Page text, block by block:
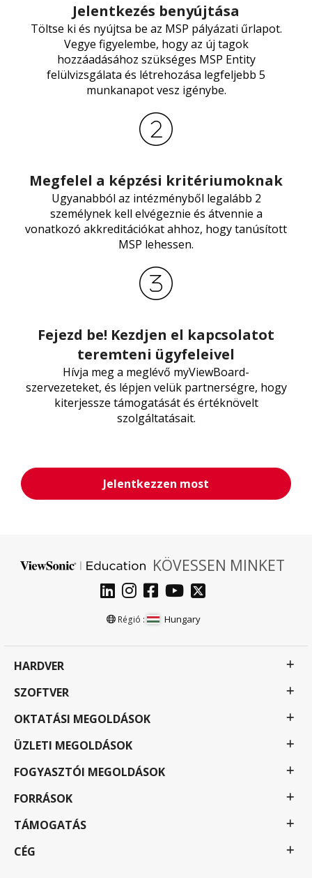
Jelentkezés benyújtása
Töltse ki és nyújtsa be az MSP pályázati űrlapot.
Vegye figyelembe, hogy az új tagok
hozzáadásához szükséges MSP Entity
felülvizsgálata és létrehozása legfeljebb 5
munkanapot vesz igénybe.
Megfelel a képzési kritériumoknak
Ugyanabból az intézményből legalább 2
személynek kell elvégeznie és átvennie a
vonatkozó akkreditációkat ahhoz, hogy tanúsított
MSP lehessen.
Fejezd be! Kezdjen el kapcsolatot
teremteni ügyfeleivel
Hívja meg a meglévő myViewBoard-
szervezeteket, és lépjen velük partnerségre, hogy
kiterjessze támogatását és értéknövelt
szolgáltatásait.
Jelentkezzen most
KÖVESSEN MINKET
Régió : Hungary
HARDVER
SZOFTVER
OKTATÁSI MEGOLDÁSOK
ÜZLETI MEGOLDÁSOK
FOGYASZTÓI MEGOLDÁSOK
FORRÁSOK
TÁMOGATÁS
CÉG